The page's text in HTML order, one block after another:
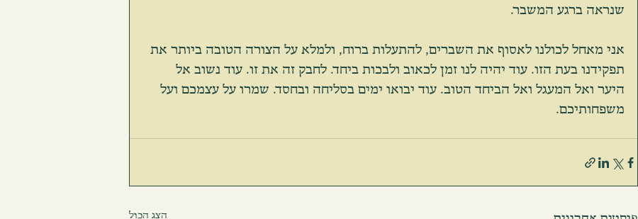
שנראה ברגע המשבר.
אני מאחל לכולנו לאסוף את השברים, להתעלות ברוח, ולמלא על הצורה הטובה ביותר את
תפקידנו בעת הזו. עוד יהיה לנו זמן לכאוב ולבכות ביחד. לחבק זה את זו. עוד נשוב אל
היער ואל המעגל ואל הביחד הטוב. עוד יבואו ימים בסליחה ובחסד. שמרו על עצמכם ועל
משפחותיכם.
הצג הכול